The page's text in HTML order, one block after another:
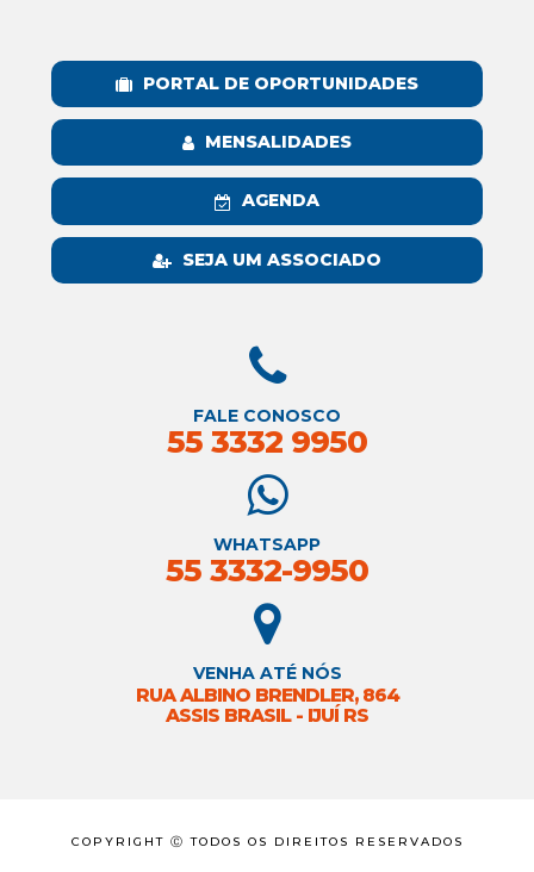
PORTAL DE OPORTUNIDADES
MENSALIDADES
AGENDA
SEJA UM ASSOCIADO
FALE CONOSCO
55 3332 9950
WHATSAPP
55 3332-9950
VENHA ATÉ NÓS
RUA ALBINO BRENDLER, 864
ASSIS BRASIL - IJUÍ RS
COPYRIGHT Ⓒ TODOS OS DIREITOS RESERVADOS